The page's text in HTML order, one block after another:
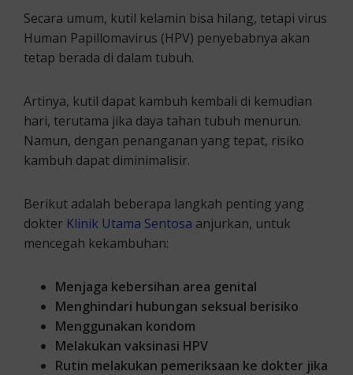
Secara umum, kutil kelamin bisa hilang, tetapi virus
Human Papillomavirus (HPV) penyebabnya akan
tetap berada di dalam tubuh.
Artinya, kutil dapat kambuh kembali di kemudian
hari, terutama jika daya tahan tubuh menurun.
Namun, dengan penanganan yang tepat, risiko
kambuh dapat diminimalisir.
Berikut adalah beberapa langkah penting yang
dokter Klinik Utama Sentosa anjurkan, untuk
mencegah kekambuhan:
Menjaga kebersihan area genital
Menghindari hubungan seksual berisiko
Menggunakan kondom
Melakukan vaksinasi HPV
Rutin melakukan pemeriksaan ke dokter jika